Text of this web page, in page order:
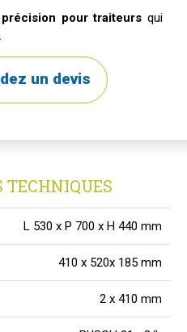
pour traiteurs qui
un devis
TECHNIQUES
L 530 x P 700 x H 440 mm
410 x 520x 185 mm
2 x 410 mm